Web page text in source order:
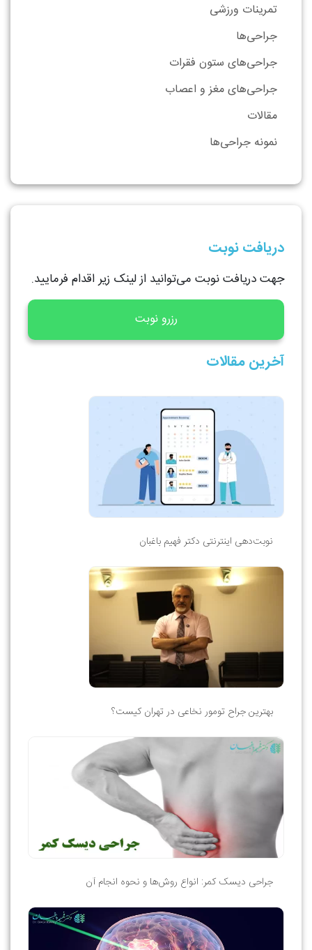
تمرینات ورزشی
جراحی‌ها
جراحی‌های ستون فقرات
جراحی‌های مغز و اعصاب
مقالات
نمونه جراحی‌ها
دریافت نوبت
جهت دریافت نوبت می‌توانید از لینک زیر اقدام فرمایید.
رزرو نوبت
آخرین مقالات
نوبت‌دهی اینترنتی دکتر فهیم باغبان
بهترین جراح تومور نخاعی در تهران کیست؟
جراحی دیسک کمر: انواع روش‌ها و نحوه انجام آن